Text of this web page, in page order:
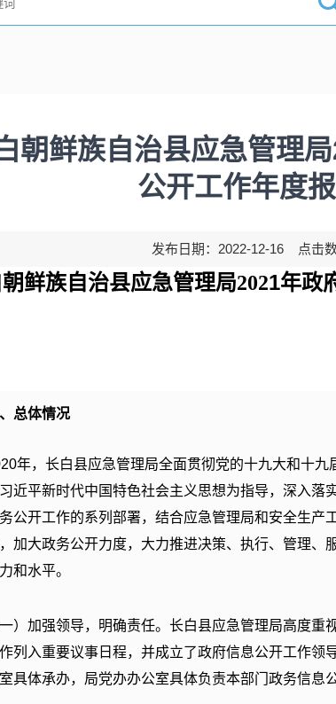
朝鲜族自治县应急管理
公开工作年度
发布日期：2022-12-16 点击数
鲜族自治县应急管理局2021年政
总体情况
年，长白县应急管理局全面贯彻党的十九大和十
近平新时代中国特色社会主义思想为指导，深入落
公开工作的系列部署，结合应急管理局和安全生产
加大政务公开力度，大力推进决策、执行、管理、
和水平。
一）加强领导，明确责任。 长白县应急管理局高度重
列入重要议事日程，并成立了政府信息公开工作领
具体承办，局党办办公室具体负责本部门政务信息